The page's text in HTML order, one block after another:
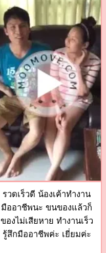
รวดเร็วดี น้องเค้าทำงาน
มืออาชีพนะ ขนของแล้วก็
ของไม่เสียหาย ทำงานเร็ว
รู้สึกมืออาชีพค่ะ เยี่ยมค่ะ